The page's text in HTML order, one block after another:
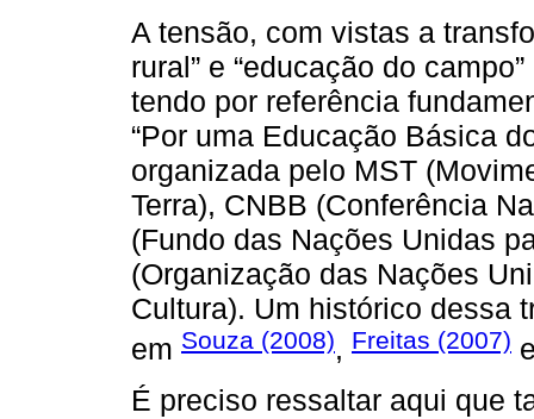
A tensão, com vistas a
rural” e “educação do
tendo por referência
“Por uma Educação Básica
organizada pelo MST
Terra), CNBB (Conferência
(Fundo das Nações Unidas
(Organização das Nações
Cultura). Um histórico dessa
em Souza (2008), Freitas (2007)
É preciso ressaltar aqui que